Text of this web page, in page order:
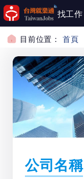
跳到主要內容
找工作
目前位置： 首頁
公司名稱